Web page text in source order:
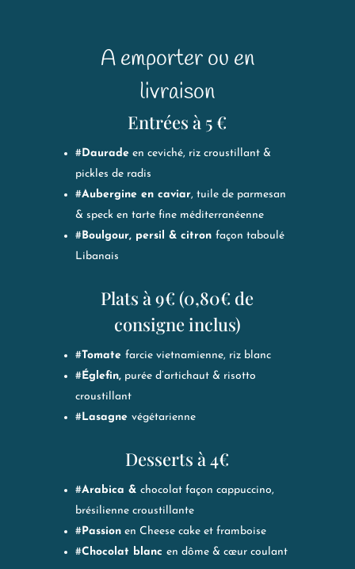
A emporter ou en
livraison
Entrées à 5 €
#Dauradeen ceviché, riz croustillant &
pickles de radis
#Aubergine en caviar, tuile de parmesan
& speck en tarte fine méditerranéenne
#Boulgour, persil & citron façon taboulé
Libanais
Plats à 9€ (0,80€ de
consigne inclus)
#Tomate farcie vietnamienne, riz blanc
#Églefin,purée d’artichaut & risotto
croustillant
#Lasagne végétarienne
Desserts à 4€
#Arabica & chocolat façon cappuccino,
brésilienne croustillante
#Passionen Cheese cake et framboise
#Chocolat blanc en dôme & cœur coulant